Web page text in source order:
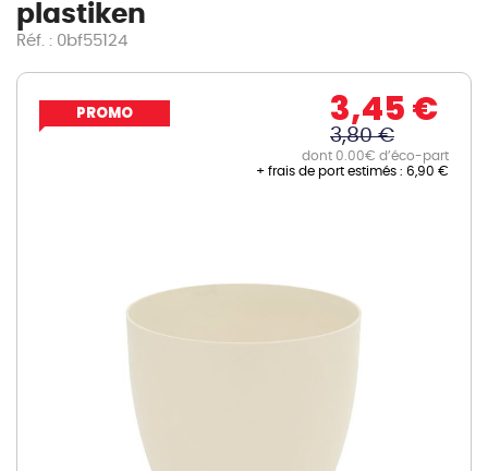
plastiken
Réf. : 0bf55124
PROMO 3,45 €
3,80 €
dont 0.00€ d’éco-part
+ frais de port estimés : 6,90 €